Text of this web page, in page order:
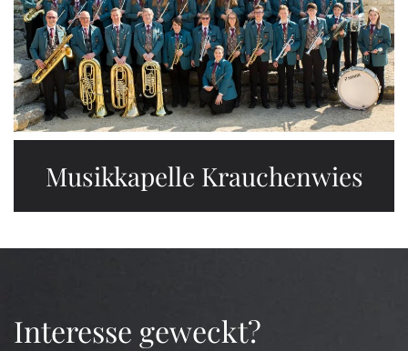
Musikkapelle Krauchenwies
Interesse geweckt?